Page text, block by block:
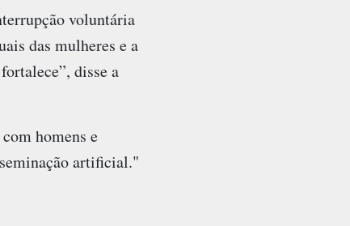
voluntária
das mulheres e a
disse a
homens e
artificial."